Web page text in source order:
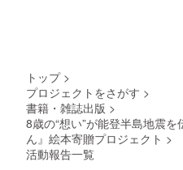
トップ >
プロジェクトをさがす >
書籍・雑誌出版 >
8歳の“想い”が能登半島地震
ん』絵本寄贈プロジェクト >
活動報告一覧